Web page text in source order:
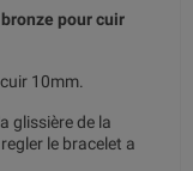
pour cuir
10mm.
glissière de la
le bracelet a